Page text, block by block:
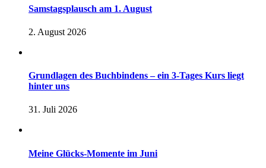
Samstagsplausch am 1. August
2. August 2026
Grundlagen des Buchbindens – ein 3-Tages Kurs liegt
hinter uns
31. Juli 2026
Meine Glücks-Momente im Juni